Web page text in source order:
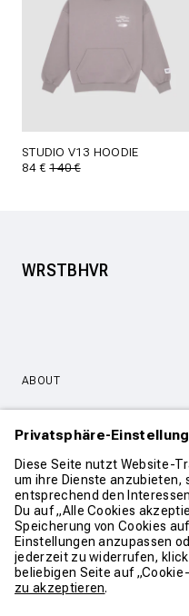
STUDIO V13 HOODIE
84 €140 €
WRSTBHVR
ABOUT
SERVICE & SUPPORT
KONTAKT